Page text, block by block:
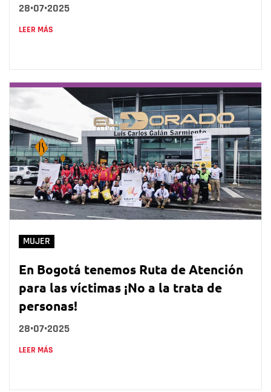
28•07•2025
LEER MÁS
MUJER
En Bogotá tenemos Ruta de Atención
para las víctimas ¡No a la trata de
personas!
28•07•2025
LEER MÁS